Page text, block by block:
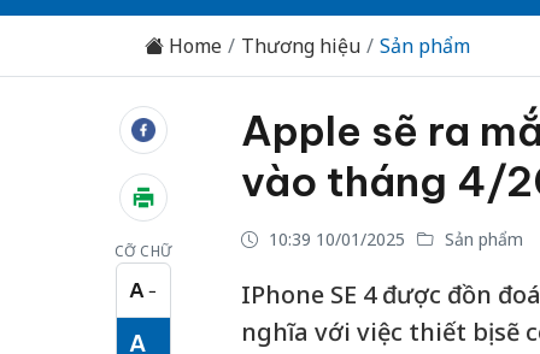
Home Thương hiệu Sản phẩm
CỠ CHỮ
A −
Cỡ chữ nhỏ
A
Apple sẽ ra
vào tháng 4/
10:39 10/01/2025 Sản phẩm
IPhone SE 4 được đồn
nghĩa với việc thiết bị sẽ